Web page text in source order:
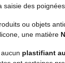
saisie des
ou objets
une matière
plastifiant au